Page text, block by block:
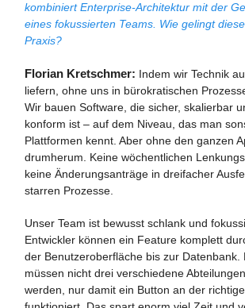
kombiniert Enterprise-Architektur mit der
eines fokussierten Teams. Wie gelingt
Praxis?
Florian Kretschmer: Indem wir Technik
liefern, ohne uns in bürokratischen
Wir bauen Software, die sicher, skalierbar
konform ist – auf dem Niveau, das man
Plattformen kennt. Aber ohne den ganzen
drumherum. Keine wöchentlichen
keine Änderungsanträge in dreifacher
starren Prozesse.
Unser Team ist bewusst schlank und
Entwickler können ein Feature komplett
der Benutzeroberfläche bis zur Datenbank.
müssen nicht drei verschiedene
werden, nur damit ein Button an der